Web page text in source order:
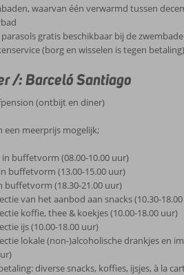
waarvan één verwarmd tussen
gratis beschikbaar bij de
(borg en wisselen is tegen betaling)
/: Barceló Santiago
(ontbijt en diner)
een meerprijs mogelijk;
buffetvorm (08.00-10.00 uur)
buffetvorm (13.00-15.00 uur)
buffetvorm (18.30-21.00 uur)
van het aanbod aan snacks (10.30-
koffie, thee & koekjes (10.00-18.00 uur)
ijs (10.00-18.00 uur)
lokale (non-)alcoholische drankjes en
diverse snacks, koffies, ijsjes, à la